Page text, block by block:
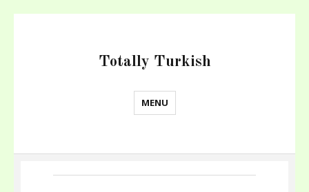
Totally Turkish
MENU